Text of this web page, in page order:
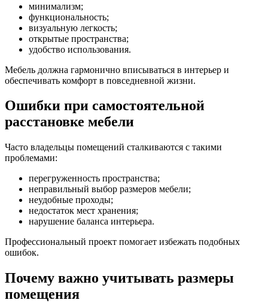
минимализм;
функциональность;
визуальную легкость;
открытые пространства;
удобство использования.
Мебель должна гармонично вписываться в интерьер и
обеспечивать комфорт в повседневной жизни.
Ошибки при самостоятельной
расстановке мебели
Часто владельцы помещений сталкиваются с такими
проблемами:
перегруженность пространства;
неправильный выбор размеров мебели;
неудобные проходы;
недостаток мест хранения;
нарушение баланса интерьера.
Профессиональный проект помогает избежать подобных
ошибок.
Почему важно учитывать размеры
помещения